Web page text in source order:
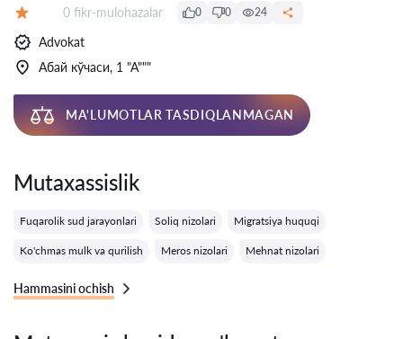
Fikrlar:
0 fikr-mulohazalar 0 0 24
Advokat
Абай кўчаси, 1 "А"""
MA'LUMOTLAR TASDIQLANMAGAN
Mutaxassislik
Fuqarolik sud jarayonlari Soliq nizolari Migratsiya huquqi
Ko'chmas mulk va qurilish Meros nizolari Mehnat nizolari
Hammasini ochish